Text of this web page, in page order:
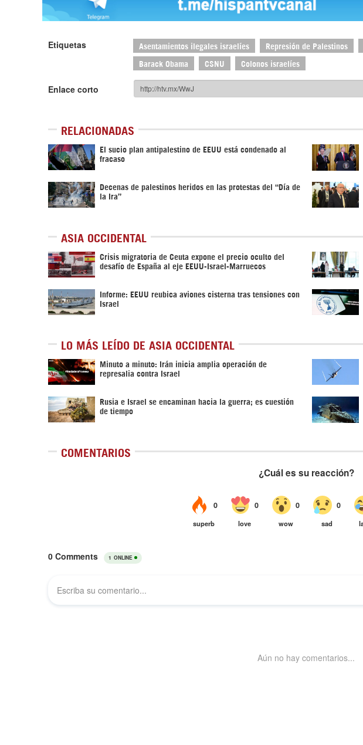
Etiquetas Asentamientos ilegales israelíes Represión de Palestinos
Barack Obama CSNU Colonos israelíes
Enlace corto
RELACIONADAS
El sucio plan antipalestino de EEUU está condenado al
fracaso
Decenas de palestinos heridos en las protestas del “Día de
la Ira”
ASIA OCCIDENTAL
Crisis migratoria de Ceuta expone el precio oculto del
desafío de España al eje EEUU-Israel-Marruecos
Informe: EEUU reubica aviones cisterna tras tensiones con
Israel
LO MÁS LEÍDO DE ASIA OCCIDENTAL
Minuto a minuto: Irán inicia amplia operación de
represalia contra Israel
Rusia e Israel se encaminan hacia la guerra; es cuestión
de tiempo
COMENTARIOS